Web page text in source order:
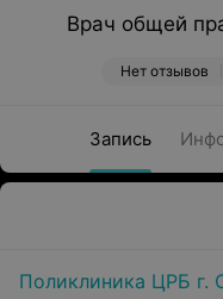
Врач общей
Нет отзывов
Запись
Поликлиника ЦРБ г.